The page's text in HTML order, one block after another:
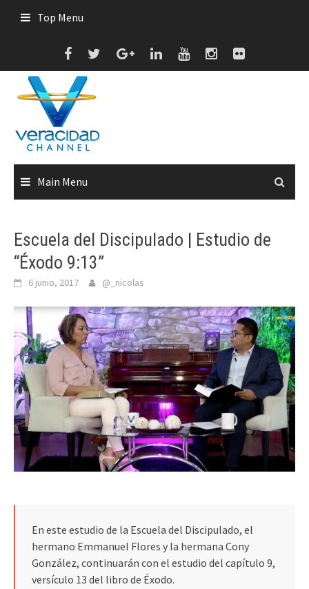
Top Menu
Main Menu
Escuela del Discipulado | Estudio de
“Éxodo 9:13”
6 junio, 2017 @_nicolas
En este estudio de la Escuela del Discipulado, el
hermano Emmanuel Flores y la hermana Cony
González, continuarán con el estudio del capítulo 9,
versículo 13 del libro de Éxodo.